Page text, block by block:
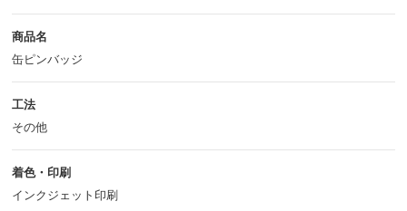
商品名
缶ピンバッジ
工法
その他
着色・印刷
インクジェット印刷